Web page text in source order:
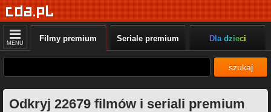
MENU Filmy premium Seriale premium Dla dzieci
szukaj
Odkryj 22679 filmów i seriali premium